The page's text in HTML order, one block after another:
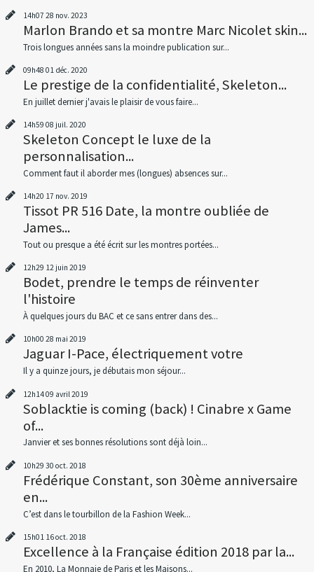
14h07 28 nov. 2023
Marlon Brando et sa montre Marc Nicolet skin...
Trois longues années sans la moindre publication sur...
09h48 01 déc. 2020
Le prestige de la confidentialité, Skeleton...
En juillet dernier j'avais le plaisir de vous faire...
14h59 08 juil. 2020
Skeleton Concept le luxe de la
personnalisation...
Comment faut il aborder mes (longues) absences sur...
14h20 17 nov. 2019
Tissot PR 516 Date, la montre oubliée de
James...
Tout ou presque a été écrit sur les montres portées...
12h29 12 juin 2019
Bodet, prendre le temps de réinventer
l'histoire
À quelques jours du BAC et ce sans entrer dans des...
10h00 28 mai 2019
Jaguar I-Pace, électriquement votre
Il y a quinze jours, je débutais mon séjour...
12h1409 avril 2019
Soblacktie is coming (back) ! Cinabre x Game
of...
Janvier et ses bonnes résolutions sont déjà loin...
10h29 30 oct. 2018
Frédérique Constant, son 30ème anniversaire
en...
C’est dans le tourbillon de la Fashion Week...
15h01 16oct. 2018
Excellence à la Française édition 2018 par la...
En 2010, La Monnaie de Paris et les Maisons...